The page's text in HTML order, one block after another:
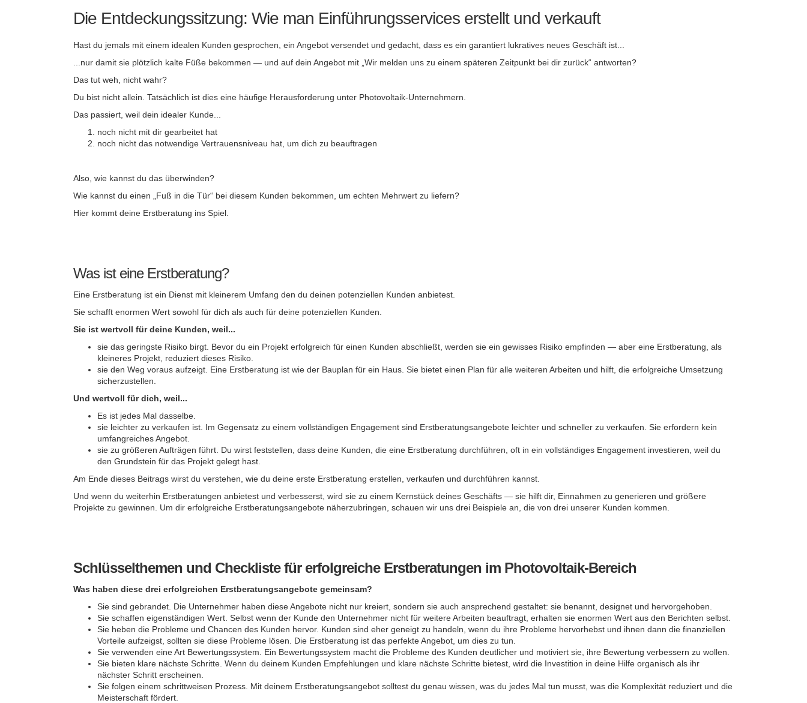
Die Entdeckungssitzung: Wie man Einführungsservices erstellt und verkauft
Hast du jemals mit einem idealen Kunden gesprochen, ein Angebot versendet und gedacht, dass es ein garantiert lukratives neues Geschäft ist...
...nur damit sie plötzlich kalte Füße bekommen — und auf dein Angebot mit „Wir melden uns zu einem späteren Zeitpunkt bei dir zurück“ antworten?
Das tut weh, nicht wahr?
Du bist nicht allein. Tatsächlich ist dies eine häufige Herausforderung unter Photovoltaik-Unternehmern.
Das passiert, weil dein idealer Kunde...
noch nicht mit dir gearbeitet hat
noch nicht das notwendige Vertrauensniveau hat, um dich zu beauftragen
Also, wie kannst du das überwinden?
Wie kannst du einen „Fuß in die Tür“ bei diesem Kunden bekommen, um echten Mehrwert zu liefern?
Hier kommt deine Erstberatung ins Spiel.
Was ist eine Erstberatung?
Eine Erstberatung ist ein Dienst mit kleinerem Umfang den du deinen potenziellen Kunden anbietest.
Sie schafft enormen Wert sowohl für dich als auch für deine potenziellen Kunden.
Sie ist wertvoll für deine Kunden, weil...
sie das geringste Risiko birgt. Bevor du ein Projekt erfolgreich für einen Kunden abschließt, werden sie ein gewisses Risiko empfinden — aber eine Erstberatung, als
kleineres Projekt, reduziert dieses Risiko.
sie den Weg voraus aufzeigt. Eine Erstberatung ist wie der Bauplan für ein Haus. Sie bietet einen Plan für alle weiteren Arbeiten und hilft, die erfolgreiche Umsetzung
sicherzustellen.
Und wertvoll für dich, weil...
Es ist jedes Mal dasselbe.
sie leichter zu verkaufen ist. Im Gegensatz zu einem vollständigen Engagement sind Erstberatungsangebote leichter und schneller zu verkaufen. Sie erfordern kein
umfangreiches Angebot.
sie zu größeren Aufträgen führt. Du wirst feststellen, dass deine Kunden, die eine Erstberatung durchführen, oft in ein vollständiges Engagement investieren, weil du
den Grundstein für das Projekt gelegt hast.
Am Ende dieses Beitrags wirst du verstehen, wie du deine erste Erstberatung erstellen, verkaufen und durchführen kannst.
Und wenn du weiterhin Erstberatungen anbietest und verbesserst, wird sie zu einem Kernstück deines Geschäfts — sie hilft dir, Einnahmen zu generieren und größere
Projekte zu gewinnen. Um dir erfolgreiche Erstberatungsangebote näherzubringen, schauen wir uns drei Beispiele an, die von drei unserer Kunden kommen.
Schlüsselthemen und Checkliste für erfolgreiche Erstberatungen im Photovoltaik-Bereich
Was haben diese drei erfolgreichen Erstberatungsangebote gemeinsam?
Sie sind gebrandet. Die Unternehmer haben diese Angebote nicht nur kreiert, sondern sie auch ansprechend gestaltet: sie benannt, designet und hervorgehoben.
Sie schaffen eigenständigen Wert. Selbst wenn der Kunde den Unternehmer nicht für weitere Arbeiten beauftragt, erhalten sie enormen Wert aus den Berichten selbst.
Sie heben die Probleme und Chancen des Kunden hervor. Kunden sind eher geneigt zu handeln, wenn du ihre Probleme hervorhebst und ihnen dann die finanziellen
Vorteile aufzeigst, sollten sie diese Probleme lösen. Die Erstberatung ist das perfekte Angebot, um dies zu tun.
Sie verwenden eine Art Bewertungssystem. Ein Bewertungssystem macht die Probleme des Kunden deutlicher und motiviert sie, ihre Bewertung verbessern zu wollen.
Sie bieten klare nächste Schritte. Wenn du deinem Kunden Empfehlungen und klare nächste Schritte bietest, wird die Investition in deine Hilfe organisch als ihr
nächster Schritt erscheinen.
Sie folgen einem schrittweisen Prozess. Mit deinem Erstberatungsangebot solltest du genau wissen, was du jedes Mal tun musst, was die Komplexität reduziert und die
Meisterschaft fördert.